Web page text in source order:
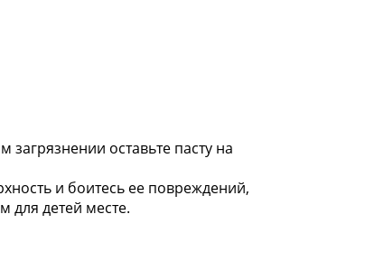
оставьте пасту на
и боитесь ее повреждений,
для детей месте.